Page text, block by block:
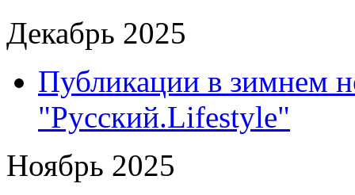
Декабрь 2025
Публикации в зимнем
"Русский.Lifestyle"
Ноябрь 2025